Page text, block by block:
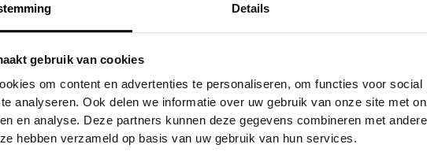
Details
gebruik van cookies
om content en advertenties te personaliseren, om functies voor
analyseren. Ook delen we informatie over uw gebruik van onze site met
en analyse. Deze partners kunnen deze gegevens combineren met
hebben verzameld op basis van uw gebruik van hun services.
aclient-side exception has occurred while loadingwww.jvk.nl(see the